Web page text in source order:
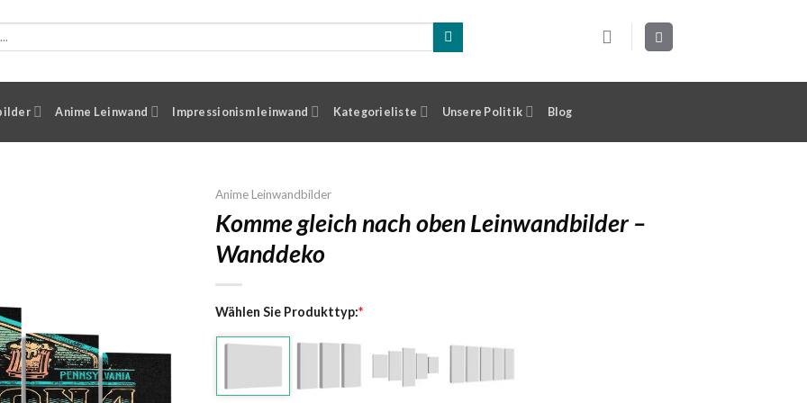
Anime Leinwand Impressionism leinwand Kategorieliste Unsere Politik Blog
Anime Leinwandbilder
Komme gleich nach oben Leinwandbilder –
Wanddeko
Wählen Sie Produkttyp:*